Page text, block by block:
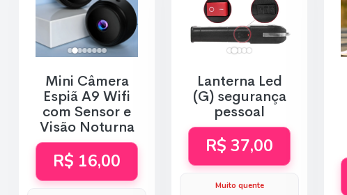
Mini Câmera
Espiã A9 Wifi
com Sensor e
Visão Noturna
R$ 16,00
Lanterna Led
(G) segurança
pessoal
R$ 37,00
Muito quente